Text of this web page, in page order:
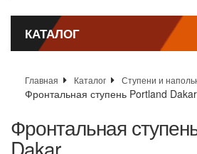
КАТАЛОГ
Главная Каталог Ступени и
Фронтальная ступень Portland Dakar
Фронтальная